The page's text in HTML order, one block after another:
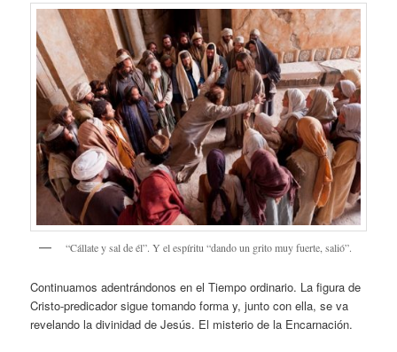
“Cállate y sal de él”. Y el espíritu “dando un grito muy fuerte, salió”.
Continuamos adentrándonos en el Tiempo ordinario. La figura de
Cristo-predicador sigue tomando forma y, junto con ella, se va
revelando la divinidad de Jesús. El misterio de la Encarnación.